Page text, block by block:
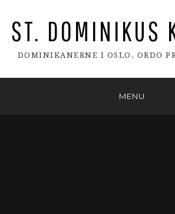
ST. DOMINIKUS
DOMINIKANERNE I OSLO. ORDO
MENU